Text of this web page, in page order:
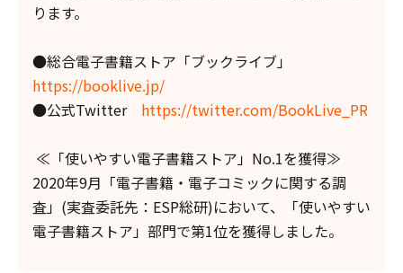
ります。
●総合電子書籍ストア「ブックライブ」
https://booklive.jp/
●公式Twitter https://twitter.com/BookLive_PR
≪「使いやすい電子書籍ストア」No.1を獲得≫
2020年9月「電子書籍・電子コミックに関する調
査」(実査委託先：ESP総研)において、「使いやすい
電子書籍ストア」部門で第1位を獲得しました。